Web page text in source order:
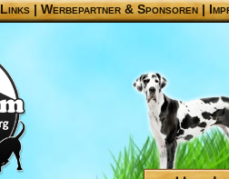
|Werbepartner & Sponsoren|